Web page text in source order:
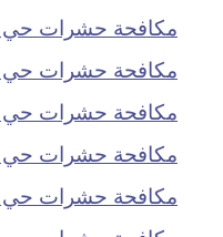
مكافحة حشرات حي
مكافحة حشرات حي
مكافحة حشرات حي
مكافحة حشرات حي
مكافحة حشرات حي